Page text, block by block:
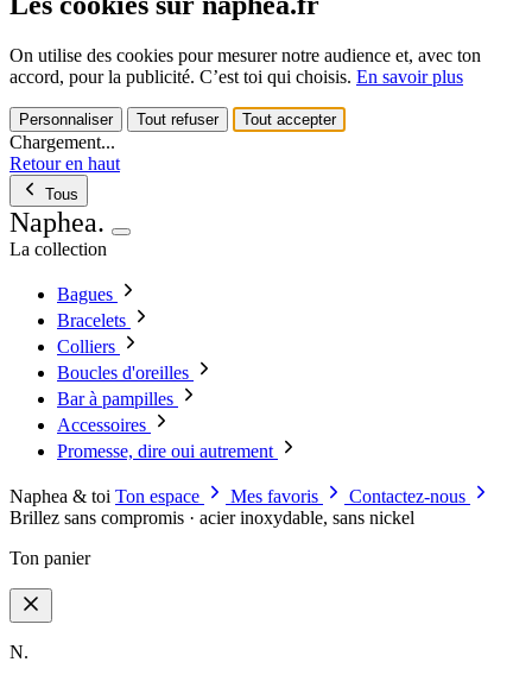
On utilise des cookies pour mesurer notre audience et, avec ton
accord, pour la publicité. C’est toi qui choisis. En savoir plus
Personnaliser Tout refuser Tout accepter
Chargement...
Retour en haut
Tous
Naphea.
La collection
Bagues
Bracelets
Colliers
Boucles d'oreilles
Bar à pampilles
Accessoires
Promesse, dire oui autrement
Naphea & toi Ton espace Mes favoris
Contactez-nous
Brillez sans compromis · acier inoxydable, sans nickel
Ton panier
N.